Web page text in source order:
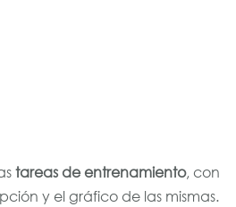
tareas de entrenamiento, con
y el gráfico de las mismas.